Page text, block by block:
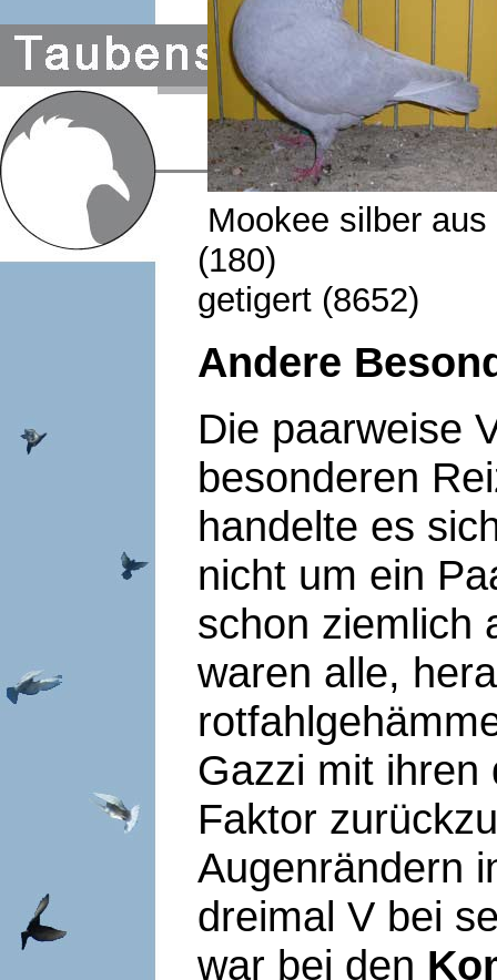
Mookee silber
(180)
getigert (8652)
Andere
Die paarweise
besonderen
handelte es
nicht um ein
schon ziemlich
waren alle,
Gazzi mit ihren
Faktor
Augenrändern
dreimal V bei
war bei den